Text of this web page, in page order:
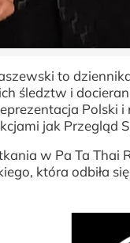
to
śledztw i
Polski
jak Przegląd
w Pa Ta
która odbiła